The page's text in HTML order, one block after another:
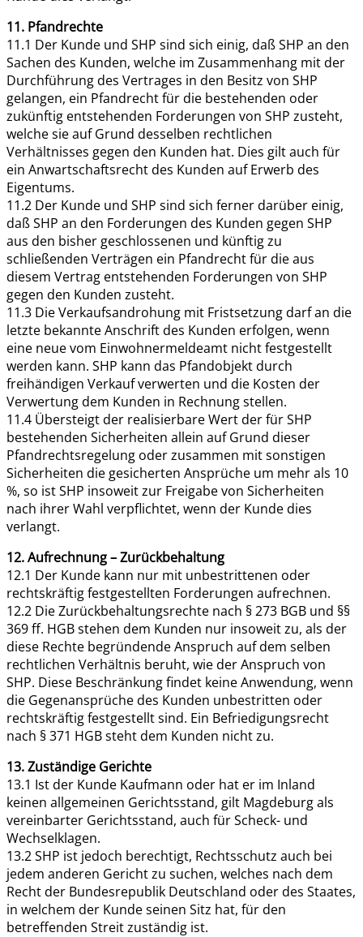
11. Pfandrechte
11.1 Der Kunde und SHP sind sich einig, daß SHP an den
Sachen des Kunden, welche im Zusammenhang mit der
Durchführung des Vertrages in den Besitz von SHP
gelangen, ein Pfandrecht für die bestehenden oder
zukünftig entstehenden Forderungen von SHP zusteht,
welche sie auf Grund desselben rechtlichen
Verhältnisses gegen den Kunden hat. Dies gilt auch für
ein Anwartschaftsrecht des Kunden auf Erwerb des
Eigentums.
11.2 Der Kunde und SHP sind sich ferner darüber einig,
daß SHP an den Forderungen des Kunden gegen SHP
aus den bisher geschlossenen und künftig zu
schließenden Verträgen ein Pfandrecht für die aus
diesem Vertrag entstehenden Forderungen von SHP
gegen den Kunden zusteht.
11.3 Die Verkaufsandrohung mit Fristsetzung darf an die
letzte bekannte Anschrift des Kunden erfolgen, wenn
eine neue vom Einwohnermeldeamt nicht festgestellt
werden kann. SHP kann das Pfandobjekt durch
freihändigen Verkauf verwerten und die Kosten der
Verwertung dem Kunden in Rechnung stellen.
11.4 Übersteigt der realisierbare Wert der für SHP
bestehenden Sicherheiten allein auf Grund dieser
Pfandrechtsregelung oder zusammen mit sonstigen
Sicherheiten die gesicherten Ansprüche um mehr als 10
%, so ist SHP insoweit zur Freigabe von Sicherheiten
nach ihrer Wahl verpflichtet, wenn der Kunde dies
verlangt.
12. Aufrechnung – Zurückbehaltung
12.1 Der Kunde kann nur mit unbestrittenen oder
rechtskräftig festgestellten Forderungen aufrechnen.
12.2 Die Zurückbehaltungsrechte nach § 273 BGB und §§
369 ff. HGB stehen dem Kunden nur insoweit zu, als der
diese Rechte begründende Anspruch auf dem selben
rechtlichen Verhältnis beruht, wie der Anspruch von
SHP. Diese Beschränkung findet keine Anwendung, wenn
die Gegenansprüche des Kunden unbestritten oder
rechtskräftig festgestellt sind. Ein Befriedigungsrecht
nach § 371 HGB steht dem Kunden nicht zu.
13. Zuständige Gerichte
13.1 Ist der Kunde Kaufmann oder hat er im Inland
keinen allgemeinen Gerichtsstand, gilt Magdeburg als
vereinbarter Gerichtsstand, auch für Scheck- und
Wechselklagen.
13.2 SHP ist jedoch berechtigt, Rechtsschutz auch bei
jedem anderen Gericht zu suchen, welches nach dem
Recht der Bundesrepublik Deutschland oder des Staates,
in welchem der Kunde seinen Sitz hat, für den
betreffenden Streit zuständig ist.